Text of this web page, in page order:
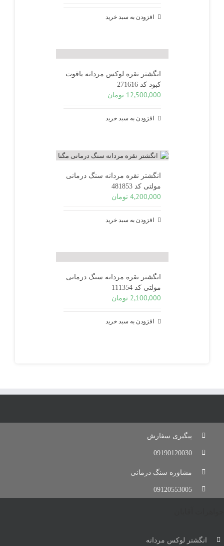
افزودن به سبد خرید
انگشتر نقره لوکس مردانه یاقوت
کبود کد 271616
12,500,000 تومان
افزودن به سبد خرید
انگشتر نقره مردانه سنگ درمانی
مولتی کد 481853
4,200,000 تومان
افزودن به سبد خرید
انگشتر نقره مردانه سنگ درمانی
مولتی کد 111354
2,100,000 تومان
افزودن به سبد خرید
پیگیری سفارش
09190120030
مشاوره سنگ درمانی
09120553005
انگشتر لوکس مردانه